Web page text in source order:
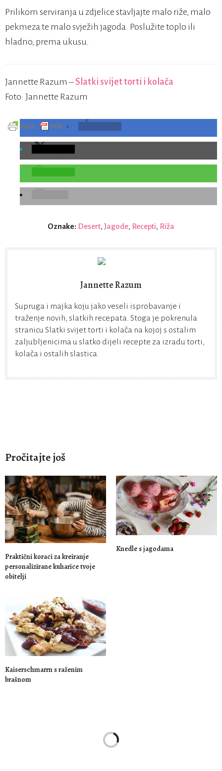
Prilikom serviranja u zdjelice stavljajte malo riže, malo
pekmeza te malo svježih jagoda. Poslužite toplo ili
hladno, prema ukusu.
Jannette Razum –Slatki svijet torti i kolača
Foto: Jannette Razum
Oznake: Desert, Jagode, Recepti, Riža
Jannette Razum
Supruga i majka koju jako veseli isprobavanje i
traženje novih, slatkih recepata. Stoga je pokrenula
stranicu Slatki svijet torti i kolača na kojoj s ostalim
zaljubljenicima u slatko dijeli recepte za izradu torti,
kolača i ostalih slastica.
Pročitajte još
Praktični koraci za kreiranje
personalizirane kuharice tvoje
obitelji
Knedle s jagodama
Kaiserschmarrn s raženim
brašnom